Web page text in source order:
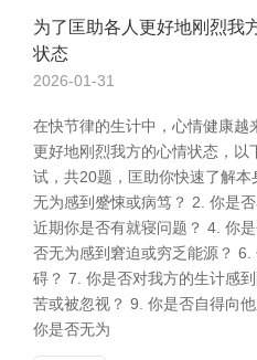
为了匡助各人更好地刚烈我
状态
2026-01-31
在快节律的生计中，心情健康越
更好地刚烈我方的心情状态，以
试，共20题，匡助你快速了解
无为感到蹙悚或病笃？ 2. 你是
近期你是否有就寝问题？ 4. 你
否无为感到窘迫或穷乏能源？
碍？ 7. 你是否对我方的生计感
苦或被忽视？ 9. 你是否自得向
你是否无为